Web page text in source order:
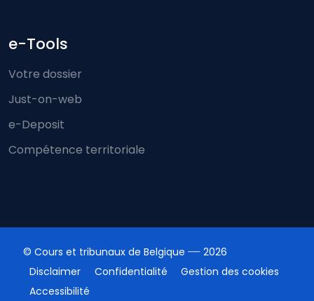
e-Tools
Votre dossier
Just-on-web
e-Deposit
Compétence territoriale
© Cours et tribunaux de Belgique
2026
Disclaimer
Confidentialité
Gestion des cookies
Accessibilité